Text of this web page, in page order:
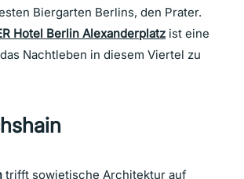
Biergarten Berlins, den Prater.
Hotel Berlin Alexanderplatz ist eine
Nachtleben in diesem Viertel zu
trifft sowjetische Architektur auf